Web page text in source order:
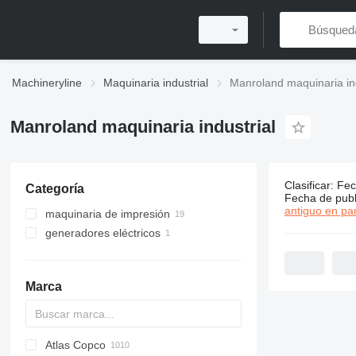
Machineryline Maquinaria industrial Manroland maquinaria
Manroland maquinaria industrial
Categoría
maquinaria de impresión
máquinas de impresión offset
generadores eléctricos
Marca
PDS
APD
AB
Ensis
VZ
AG3
Atlas Copco
20
Clasificar:
Fecha de
antiguo en